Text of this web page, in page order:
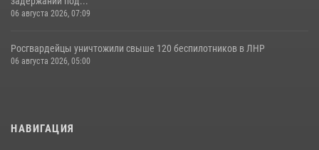
06 августа 2026, 07:09
Росгвардейцы уничтожили свыше 120 беспилотников в ЛНР
06 августа 2026, 05:00
НАВИГАЦИЯ